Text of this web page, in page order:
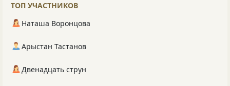
ТОП УЧАСТНИКОВ
Наташа Воронцова
Арыстан Тастанов
Двенадцать струн